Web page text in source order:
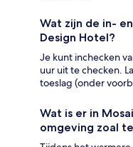
Wat zijn de in-
Design Hotel?
Je kunt inchecken
uur uit te checken.
toeslag (onder
Wat is er in
omgeving zoal